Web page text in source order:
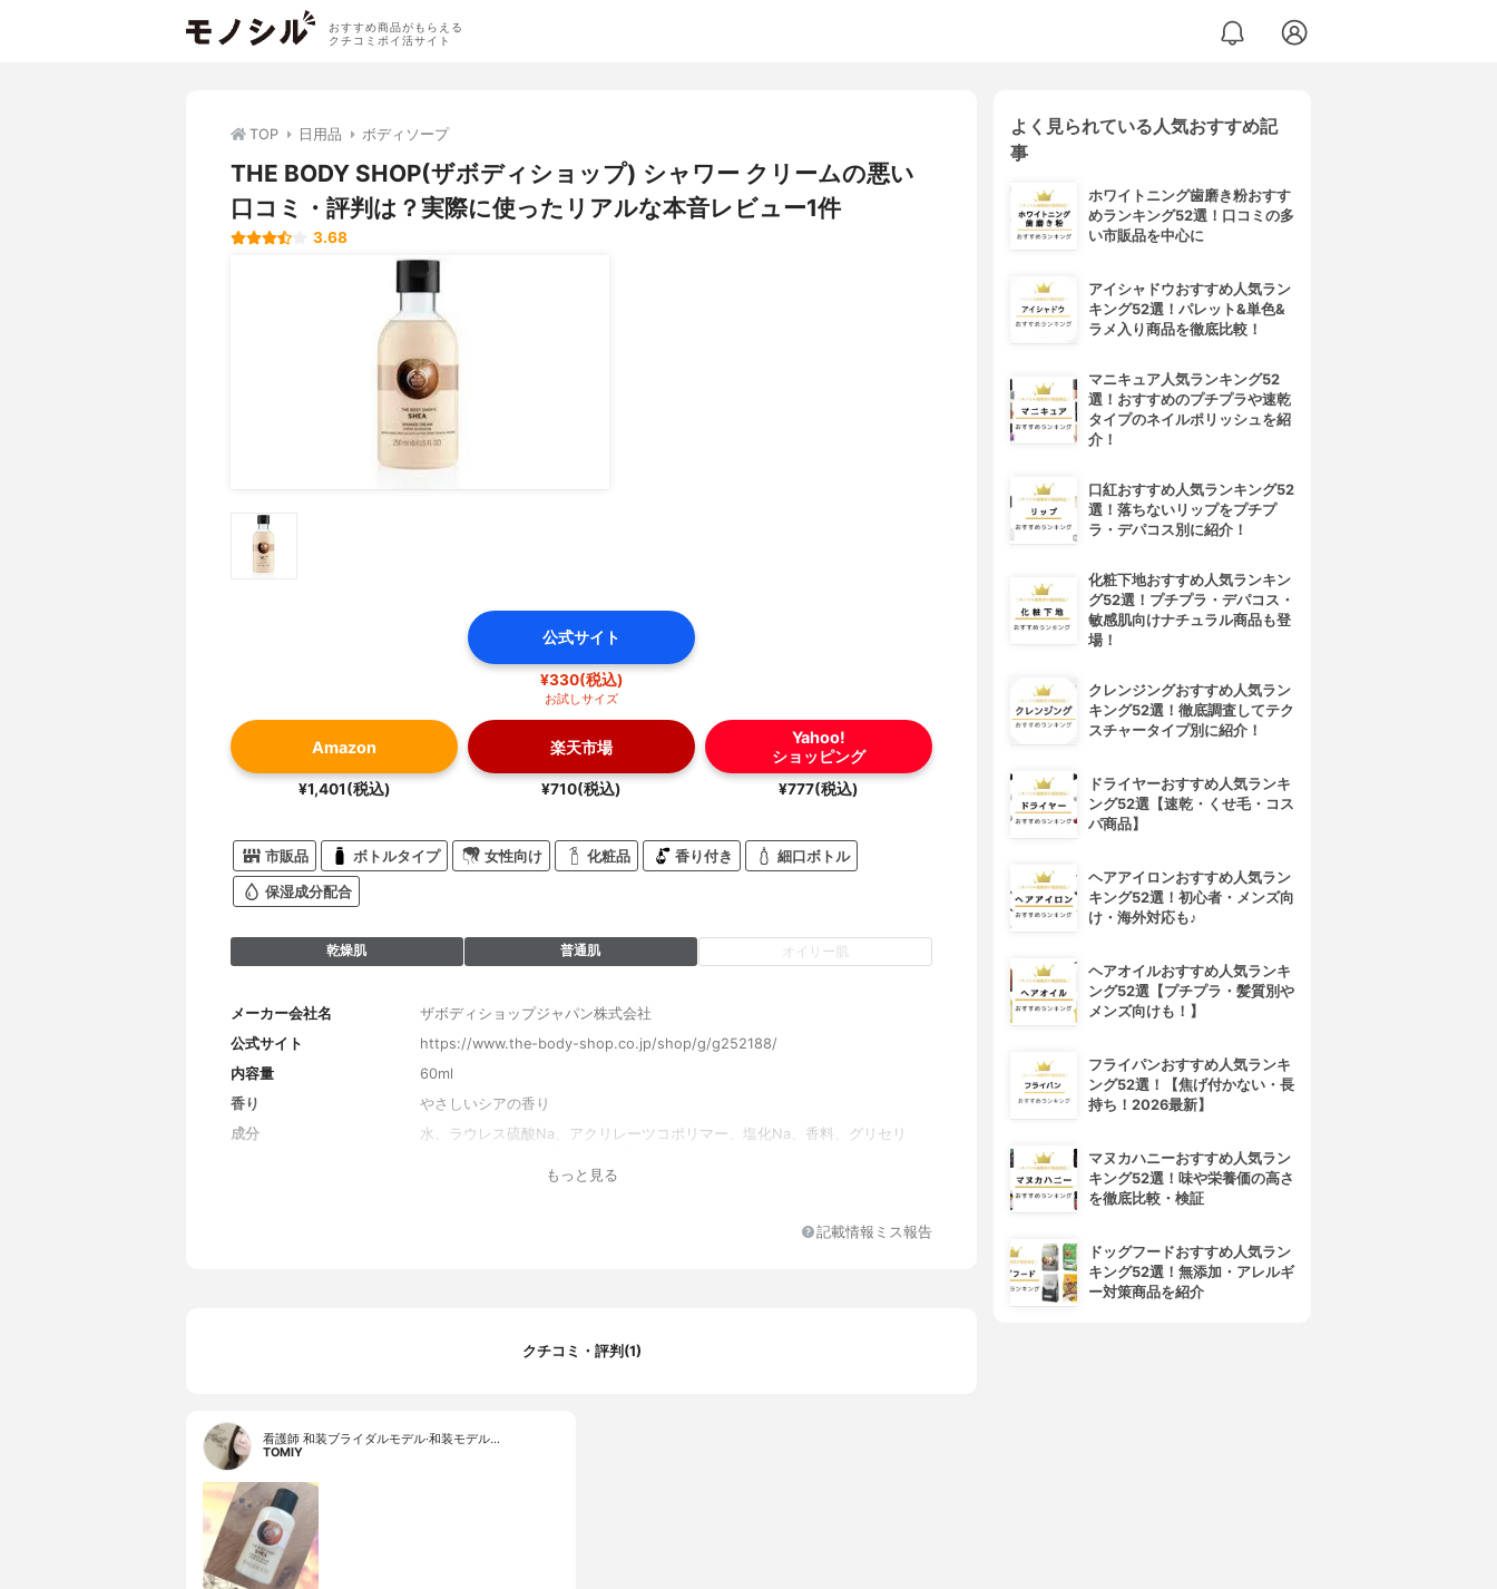
おすすめ商品がもらえる
クチコミポイ活サイト
TOP 日用品 ボディソープ
THE BODY SHOP(ザボディショップ) シャワー クリームの悪い
口コミ・評判は？実際に使ったリアルな本音レビュー1件
3.68
公式サイト
¥330(税込)
お試しサイズ
Amazon
¥1,401(税込)
楽天市場
¥710(税込)
Yahoo!
ショッピング
¥777(税込)
市販品 ボトルタイプ 女性向け 化粧品 香り付き 細口ボトル
保湿成分配合
乾燥肌 普通肌 オイリー肌
メーカー会社名
ザボディショップジャパン株式会社
公式サイト
https://www.the-body-shop.co.jp/shop/g/g252188/
内容量
60ml
香り
やさしいシアの香り
成分
水、ラウレス硫酸Na、アクリレーツコポリマー、塩化Na、香料、グリセリ
ルコシド、(スチレン/アクリレーツ)コポリマー、ヤシ油アルキルグルコシド、
もっと見る
記載情報ミス報告
クチコミ・評判(1)
看護師 和装ブライダルモデル·和装モデル…
TOMIY
よく見られている人気おすすめ記
事
ホワイトニング歯磨き粉おすす
めランキング52選！口コミの多
い市販品を中心に
アイシャドウおすすめ人気ラン
キング52選！パレット&単色&
ラメ入り商品を徹底比較！
マニキュア人気ランキング52
選！おすすめのプチプラや速乾
タイプのネイルポリッシュを紹
介！
口紅おすすめ人気ランキング52
選！落ちないリップをプチプ
ラ・デパコス別に紹介！
化粧下地おすすめ人気ランキン
グ52選！プチプラ・デパコス・
敏感肌向けナチュラル商品も登
場！
クレンジングおすすめ人気ラン
キング52選！徹底調査してテク
スチャータイプ別に紹介！
ドライヤーおすすめ人気ランキ
ング52選【速乾・くせ毛・コス
パ商品】
ヘアアイロンおすすめ人気ラン
キング52選！初心者・メンズ向
け・海外対応も♪
ヘアオイルおすすめ人気ランキ
ング52選【プチプラ・髪質別や
メンズ向けも！】
フライパンおすすめ人気ランキ
ング52選！【焦げ付かない・長
持ち！2026最新】
マヌカハニーおすすめ人気ラン
キング52選！味や栄養価の高さ
を徹底比較・検証
ドッグフードおすすめ人気ラン
キング52選！無添加・アレルギ
ー対策商品を紹介